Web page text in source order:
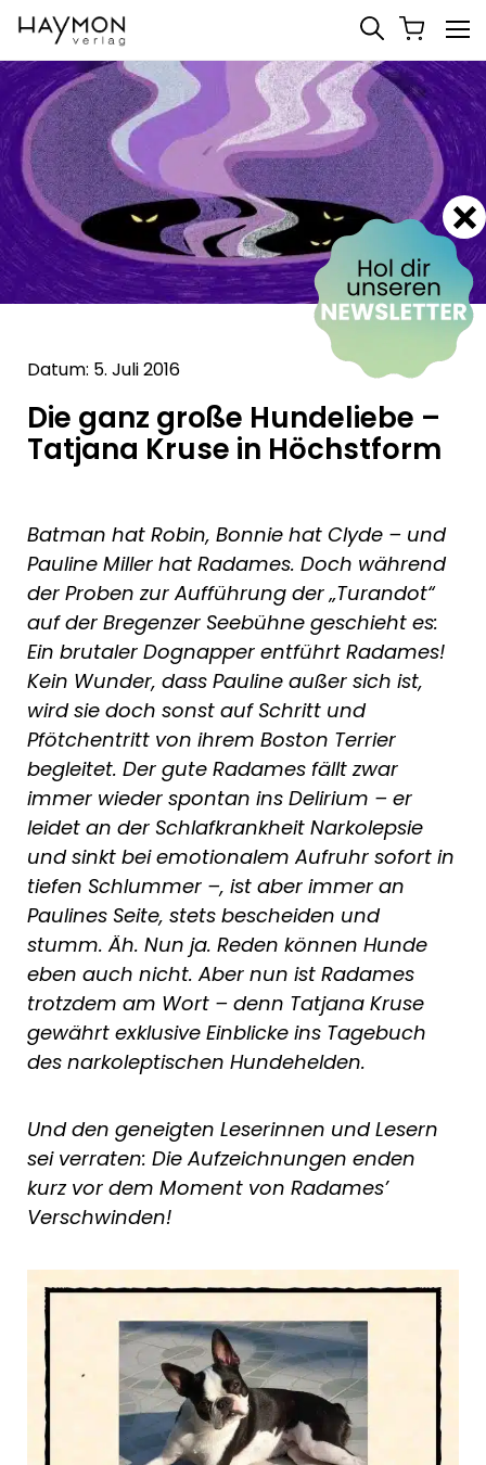
Datum: 5. Juli 2016
Die ganz große Hundeliebe –
Tatjana Kruse in Höchstform
Batman hat Robin, Bonnie hat Clyde – und
Pauline Miller hat Radames. Doch während
der Proben zur Aufführung der „Turandot“
auf der Bregenzer Seebühne geschieht es:
Ein brutaler Dognapper entführt Radames!
Kein Wunder, dass Pauline außer sich ist,
wird sie doch sonst auf Schritt und
Pfötchentritt von ihrem Boston Terrier
begleitet. Der gute Radames fällt zwar
immer wieder spontan ins Delirium – er
leidet an der Schlafkrankheit Narkolepsie
und sinkt bei emotionalem Aufruhr sofort in
tiefen Schlummer –, ist aber immer an
Paulines Seite, stets bescheiden und
stumm. Äh. Nun ja. Reden können Hunde
eben auch nicht. Aber nun ist Radames
trotzdem am Wort – denn Tatjana Kruse
gewährt exklusive Einblicke ins Tagebuch
des narkoleptischen Hundehelden.
Und den geneigten Leserinnen und Lesern
sei verraten: Die Aufzeichnungen enden
kurz vor dem Moment von Radames’
Verschwinden!